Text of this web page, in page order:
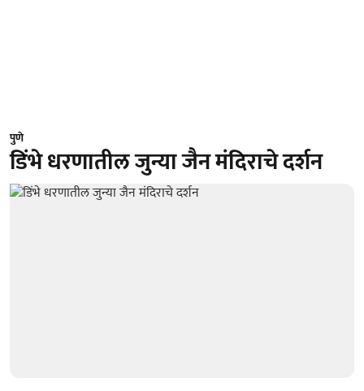
पुणे
डिंभे धरणातील जुन्या जैन मंदिराचे दर्शन